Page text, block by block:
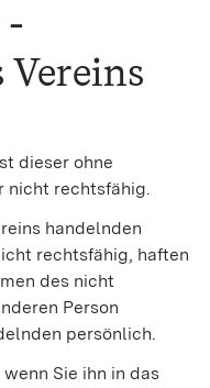
-
dieser ohne
nicht rechtsfähig.
handelnden
rechtsfähig, haften
des nicht
Person
persönlich.
Sie ihn in das